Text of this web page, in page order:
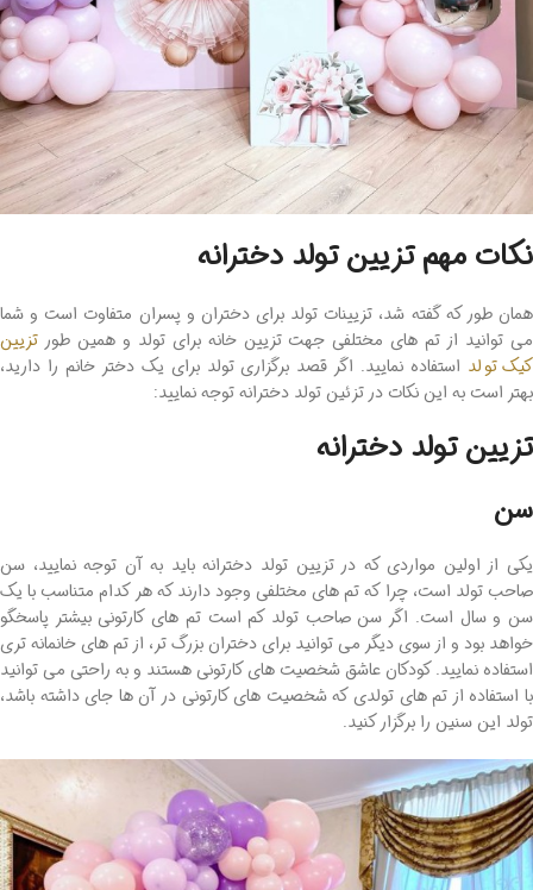
نکات مهم تزیین تولد دخترانه
همان طور که گفته شد، تزیینات تولد برای دختران و پسران متفاوت است و شما
می توانید از تم های مختلفی جهت تزیین خانه برای تولد و همین طور تزیین
کیک تولد استفاده نمایید. اگر قصد برگزاری تولد برای یک دختر خانم را دارید،
بهتر است به این‌ نکات در تزئین تولد دخترانه توجه نمایید:
تزیین تولد دخترانه
سن
یکی از اولین مواردی که در تزیین تولد دخترانه باید به آن توجه نمایید، سن
صاحب تولد است، چرا که تم های مختلفی وجود دارند که هر کدام متناسب با یک
سن و سال است. اگر سن صاحب تولد کم است تم های کارتونی بیشتر پاسخگو
خواهد بود و از سوی دیگر می توانید برای دختران بزرگ تر، از تم های خانمانه تری
استفاده نمایید. کودکان عاشق شخصیت های کارتونی هستند و به راحتی می توانید
با استفاده از تم های تولدی که شخصیت های کارتونی در آن ها جای داشته باشد،
تولد این سنین را برگزار کنید.